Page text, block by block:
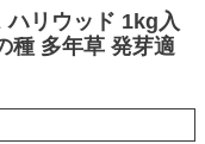
ハリウッド 1kg入
種 多年草 発芽適